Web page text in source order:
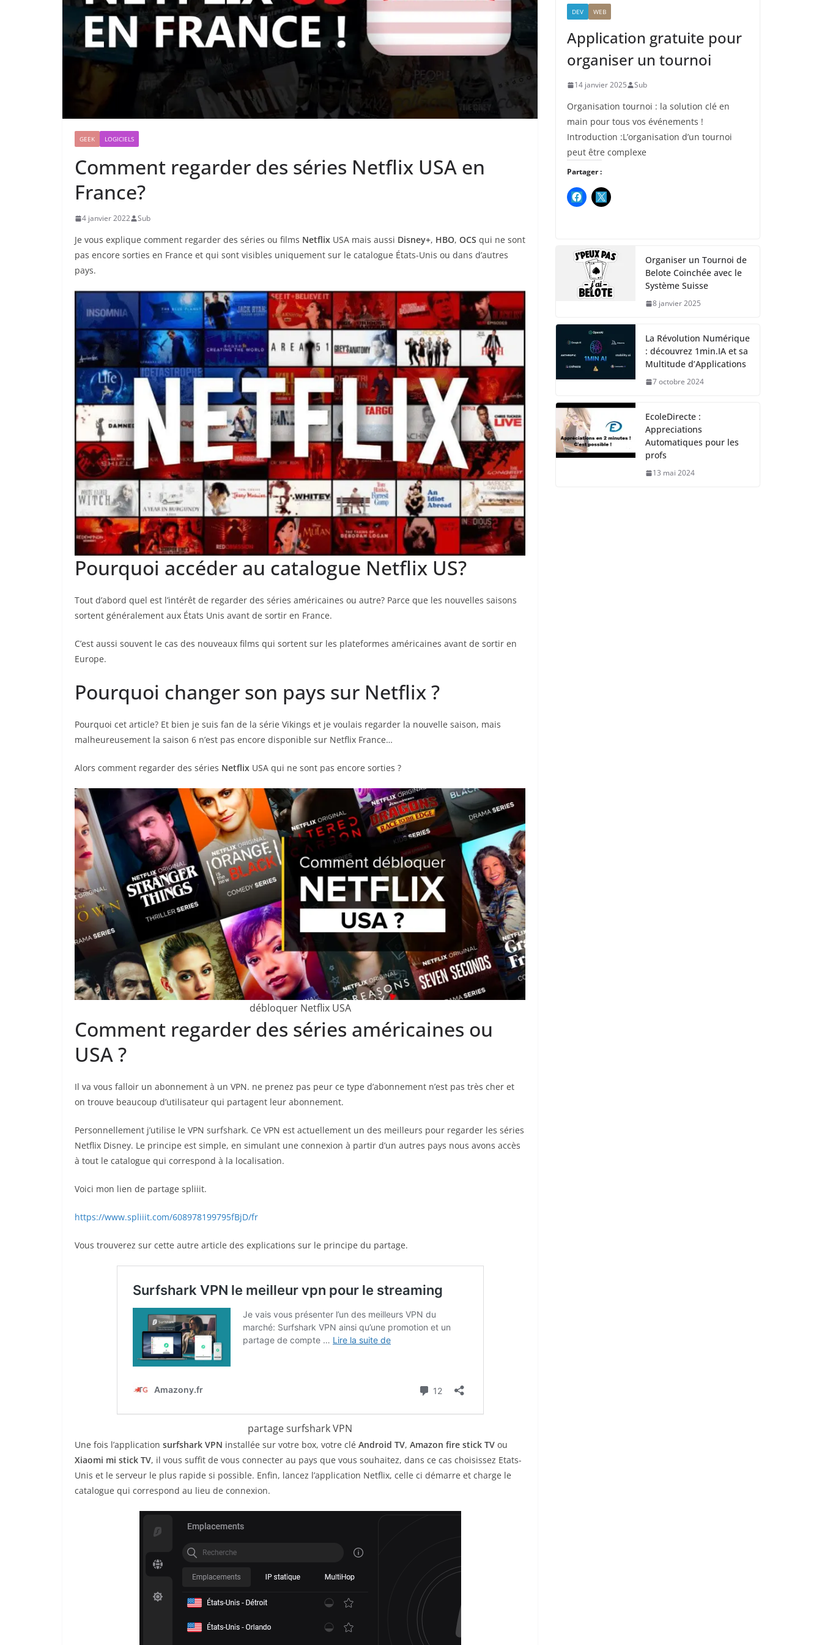
GEEK LOGICIELS
Comment regarder des séries Netflix USA en
France?
4 janvier 2022 Sub
Je vous explique comment regarder des séries ou films Netflix USA mais aussi Disney+, HBO, OCS qui ne sont
pas encore sorties en France et qui sont visibles uniquement sur le catalogue États-Unis ou dans d’autres
pays.
Pourquoi accéder au catalogue Netflix US?
Tout d’abord quel est l’intérêt de regarder des séries américaines ou autre? Parce que les nouvelles saisons
sortent généralement aux États Unis avant de sortir en France.
C’est aussi souvent le cas des nouveaux films qui sortent sur les plateformes américaines avant de sortir en
Europe.
Pourquoi changer son pays sur Netflix ?
Pourquoi cet article? Et bien je suis fan de la série Vikings et je voulais regarder la nouvelle saison, mais
malheureusement la saison 6 n’est pas encore disponible sur Netflix France…
Alors comment regarder des séries Netflix USA qui ne sont pas encore sorties ?
débloquer Netflix USA
Comment regarder des séries américaines ou
USA ?
Il va vous falloir un abonnement à un VPN. ne prenez pas peur ce type d’abonnement n’est pas très cher et
on trouve beaucoup d’utilisateur qui partagent leur abonnement.
Personnellement j’utilise le VPN surfshark. Ce VPN est actuellement un des meilleurs pour regarder les séries
Netflix Disney. Le principe est simple, en simulant une connexion à partir d’un autres pays nous avons accès
à tout le catalogue qui correspond à la localisation.
Voici mon lien de partage spliiit.
https://www.spliiit.com/608978199795fBjD/fr
Vous trouverez sur cette autre article des explications sur le principe du partage.
partage surfshark VPN
Une fois l’application surfshark VPN installée sur votre box, votre clé Android TV, Amazon fire stick TV ou
Xiaomi mi stick TV, il vous suffit de vous connecter au pays que vous souhaitez, dans ce cas choisissez Etats-
Unis et le serveur le plus rapide si possible. Enfin, lancez l’application Netflix, celle ci démarre et charge le
catalogue qui correspond au lieu de connexion.
DEV WEB
Application gratuite pour
organiser un tournoi
14 janvier 2025 Sub
Organisation tournoi : la solution clé en
main pour tous vos événements !
Introduction :L’organisation d’un tournoi
peut être complexe
Partager :
Organiser un Tournoi de
Belote Coinchée avec le
Système Suisse
8 janvier 2025
La Révolution Numérique
: découvrez 1min.IA et sa
Multitude d’Applications
7 octobre 2024
EcoleDirecte :
Appreciations
Automatiques pour les
profs
13 mai 2024